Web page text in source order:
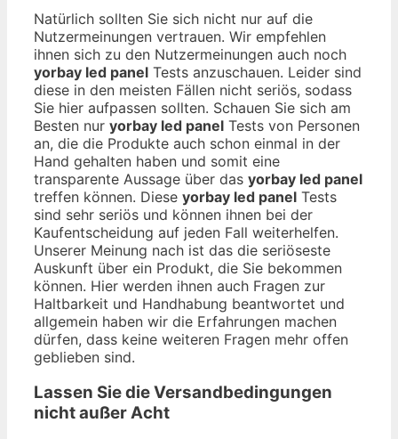
Natürlich sollten Sie sich nicht nur auf die
Nutzermeinungen vertrauen. Wir empfehlen
ihnen sich zu den Nutzermeinungen auch noch
yorbay led panel Tests anzuschauen. Leider sind
diese in den meisten Fällen nicht seriös, sodass
Sie hier aufpassen sollten. Schauen Sie sich am
Besten nur yorbay led panel Tests von Personen
an, die die Produkte auch schon einmal in der
Hand gehalten haben und somit eine
transparente Aussage über das yorbay led panel
treffen können. Diese yorbay led panel Tests
sind sehr seriös und können ihnen bei der
Kaufentscheidung auf jeden Fall weiterhelfen.
Unserer Meinung nach ist das die seriöseste
Auskunft über ein Produkt, die Sie bekommen
können. Hier werden ihnen auch Fragen zur
Haltbarkeit und Handhabung beantwortet und
allgemein haben wir die Erfahrungen machen
dürfen, dass keine weiteren Fragen mehr offen
geblieben sind.
Lassen Sie die Versandbedingungen
nicht außer Acht